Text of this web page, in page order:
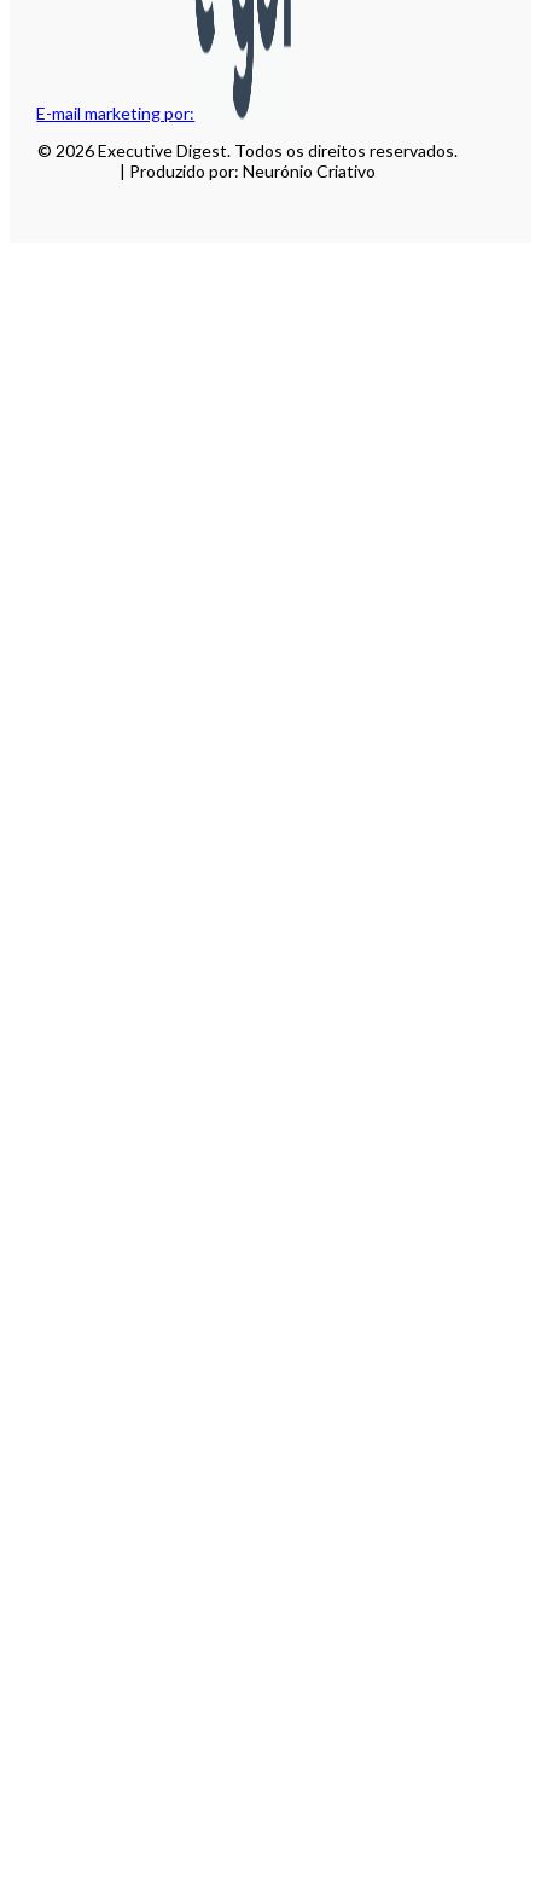
E-mail marketing por:
© 2026 Executive Digest. Todos os direitos reservados.
| Produzido por: Neurónio Criativo